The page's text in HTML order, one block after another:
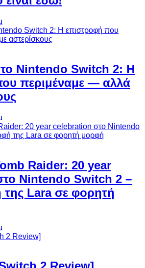
Nintendo Switch 2: Η
περιμέναμε — αλλά
Raider: 20 year
Nintendo Switch 2 –
της Lara σε φορητή